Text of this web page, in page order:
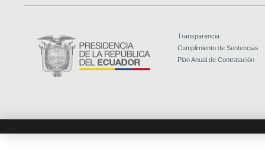
Transparencia
Cumplimiento de Sentencias
Plan Anual de Contratación